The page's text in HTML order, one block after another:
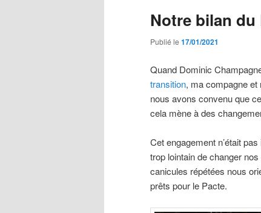
Notre bilan
Publié le 17/01/2021
Quand Dominic
transition, ma compagne et
nous avons convenu que
cela mène à des
Cet engagement n’était
trop lointain de changer
canicules répétées nous
prêts pour le Pacte.